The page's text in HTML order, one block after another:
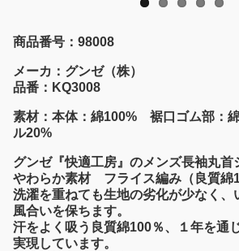
商品番号：98008
メーカ：グンゼ（株）
品番：KQ3008
素材：本体：綿100% 裾口ゴム部：
ル20%
グンゼ『快適工房』のメンズ長袖丸首
やわらか素材 フライス編み（良質綿
洗濯を重ねても生地の劣化が少なく、
風合いを保ちます。
汗をよく吸う良質綿100％、１年を通
実現しています。